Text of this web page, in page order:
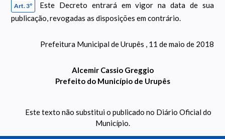
Art. 3º
Este Decreto entrará em vigor na data de sua
publicação, revogadas as disposições em contrário.
Prefeitura Municipal de Urupês , 11 de maio de 2018
Alcemir Cassio Greggio
Prefeito do Município de Urupês
Este texto não substitui o publicado no Diário Oficial do
Município.